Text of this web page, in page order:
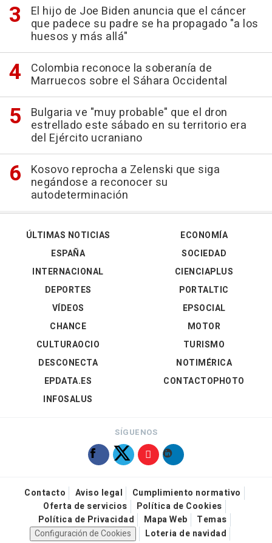
El hijo de Joe Biden anuncia que el cáncer
que padece su padre se ha propagado "a los
huesos y más allá"
Colombia reconoce la soberanía de
Marruecos sobre el Sáhara Occidental
Bulgaria ve "muy probable" que el dron
estrellado este sábado en su territorio era
del Ejército ucraniano
Kosovo reprocha a Zelenski que siga
negándose a reconocer su
autodeterminación
ÚLTIMAS NOTICIAS
ESPAÑA
INTERNACIONAL
DEPORTES
VÍDEOS
ECONOMÍA
SOCIEDAD
CIENCIAPLUS
PORTALTIC
EPSOCIAL
CHANCE
CULTURAOCIO
DESCONECTA
EPDATA.ES
INFOSALUS
MOTOR
TURISMO
NOTIMÉRICA
CONTACTOPHOTO
SÍGUENOS
Contacto Aviso legal
Cumplimiento normativo
Oferta de servicios
Política de Cookies
Política de Privacidad
Mapa Web
Temas
Configuración de Cookies
Loteria de navidad